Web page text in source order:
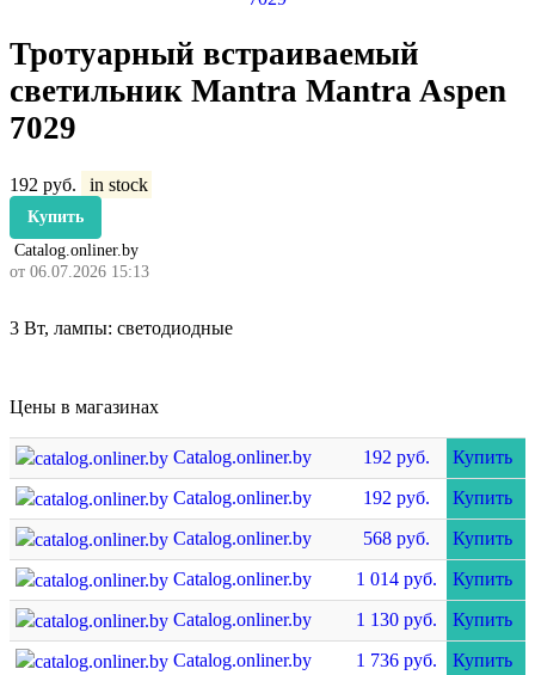
Тротуарный встраиваемый
светильник Mantra Mantra Aspen
7029
192 руб. in stock
Купить
Catalog.onliner.by
от 06.07.2026 15:13
3 Вт, лампы: светодиодные
Цены в магазинах
Catalog.onliner.by 192 руб.
Купить
Catalog.onliner.by
192 руб.
Купить
Catalog.onliner.by
568 руб.
Купить
Catalog.onliner.by
1 014 руб.
Купить
Catalog.onliner.by
1 130 руб.
Купить
Catalog.onliner.by
1 736 руб. Купить